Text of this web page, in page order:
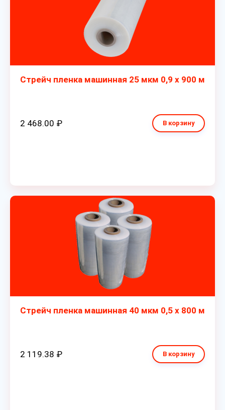
Стрейч пленка машинная 25 мкм 0,9 х 900 м
2 468.00 ₽ В корзину
Стрейч пленка машинная 40 мкм 0,5 х 800 м
2 119.38 ₽ В корзину